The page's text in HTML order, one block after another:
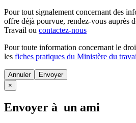
Pour tout signalement concernant des
offre déjà pourvue, rendez-vous auprès
Travail ou contactez-nous
Pour toute information concernant le
les fiches pratiques du Ministère du
Annuler
×
Envoyer à un ami